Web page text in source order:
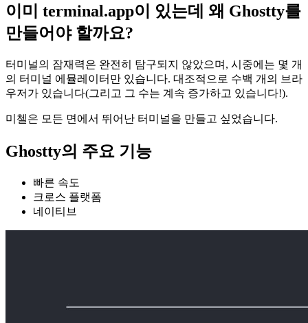
이미 terminal.app이 있는데 왜 Ghostty를
만들어야 할까요?
터미널의 잠재력은 완전히 탐구되지 않았으며, 시중에는 몇 개
의 터미널 에뮬레이터만 있습니다. 대조적으로 수백 개의 브라
우저가 있습니다(그리고 그 수는 계속 증가하고 있습니다!).
미첼은 모든 면에서 뛰어난 터미널을 만들고 싶었습니다.
Ghostty의 주요 기능
빠른 속도
크로스 플랫폼
네이티브